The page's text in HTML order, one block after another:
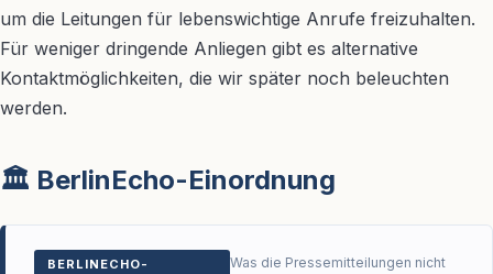
um die Leitungen für lebenswichtige Anrufe freizuhalten.
Für weniger dringende Anliegen gibt es alternative
Kontaktmöglichkeiten, die wir später noch beleuchten
werden.
🏛️ BerlinEcho-Einordnung
BERLINECHO-
Was die Pressemitteilungen nicht